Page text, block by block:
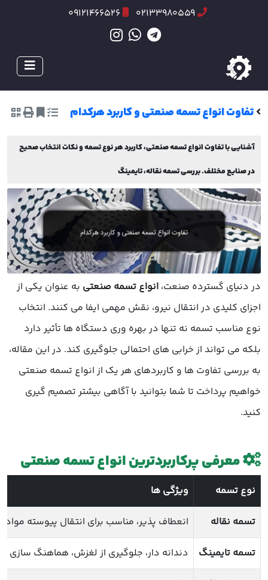
02133980559
09121466526
تفاوت انواع تسمه صنعتی و کاربرد هرکدام
آشنایی با تفاوت انواع تسمه صنعتی، کاربرد هر نوع تسمه و نکات انتخاب صحیح
در صنایع مختلف. بررسی تسمه نقاله، تایمینگ
در دنیای گسترده صنعت، انواع تسمه صنعتی به عنوان یکی از
اجزای کلیدی در انتقال نیرو، نقش مهمی ایفا می کنند. انتخاب
نوع مناسب تسمه نه تنها در بهره وری دستگاه ها تأثیر دارد
بلکه می تواند از خرابی های احتمالی جلوگیری کند. در این مقاله،
به بررسی تفاوت ها و کاربردهای هر یک از انواع تسمه صنعتی
خواهیم پرداخت تا شما بتوانید با آگاهی بیشتر تصمیم گیری
کنید.
معرفی پرکاربردترین انواع تسمه صنعتی
نوع تسمه ویژگی ها
تسمه نقاله انعطاف پذیر، مناسب برای انتقال پیوسته مواد
تسمه تایمینگ دندانه دار، جلوگیری از لغزش، هماهنگ سازی